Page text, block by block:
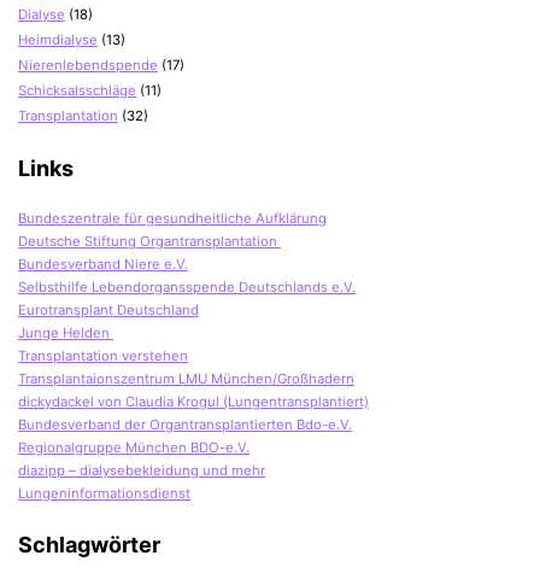
Dialyse (18)
Heimdialyse (13)
Nierenlebendspende (17)
Schicksalsschläge (11)
Transplantation (32)
Links
Bundeszentrale für gesundheitliche Aufklärung
Deutsche Stiftung Organtransplantation
Bundesverband Niere e.V.
Selbsthilfe Lebendorgansspende Deutschlands e.V.
Eurotransplant Deutschland
Junge Helden
Transplantation verstehen
Transplantaionszentrum LMU München/Großhadern
dickydackel von Claudia Krogul (Lungentransplantiert)
Bundesverband der Organtransplantierten Bdo-e.V.
Regionalgruppe München BDO-e.V.
diazipp – dialysebekleidung und mehr
Lungeninformationsdienst
Schlagwörter